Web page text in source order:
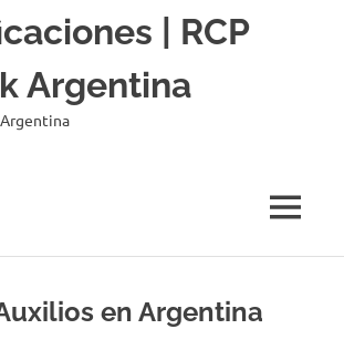
| RCP
Argentina
Argentina
MENU
en Argentina